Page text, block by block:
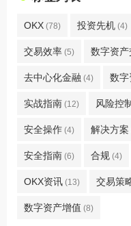
OKX (78) 投资先机 (4)
交易效率 (5) 数字资产
去中心化金融 (4) 数字
实战指南 (12) 风险控制
安全操作 (4) 解决方案
安全指南 (6) 合规 (4)
OKX资讯 (13) 交易策
数字资产增值 (8)